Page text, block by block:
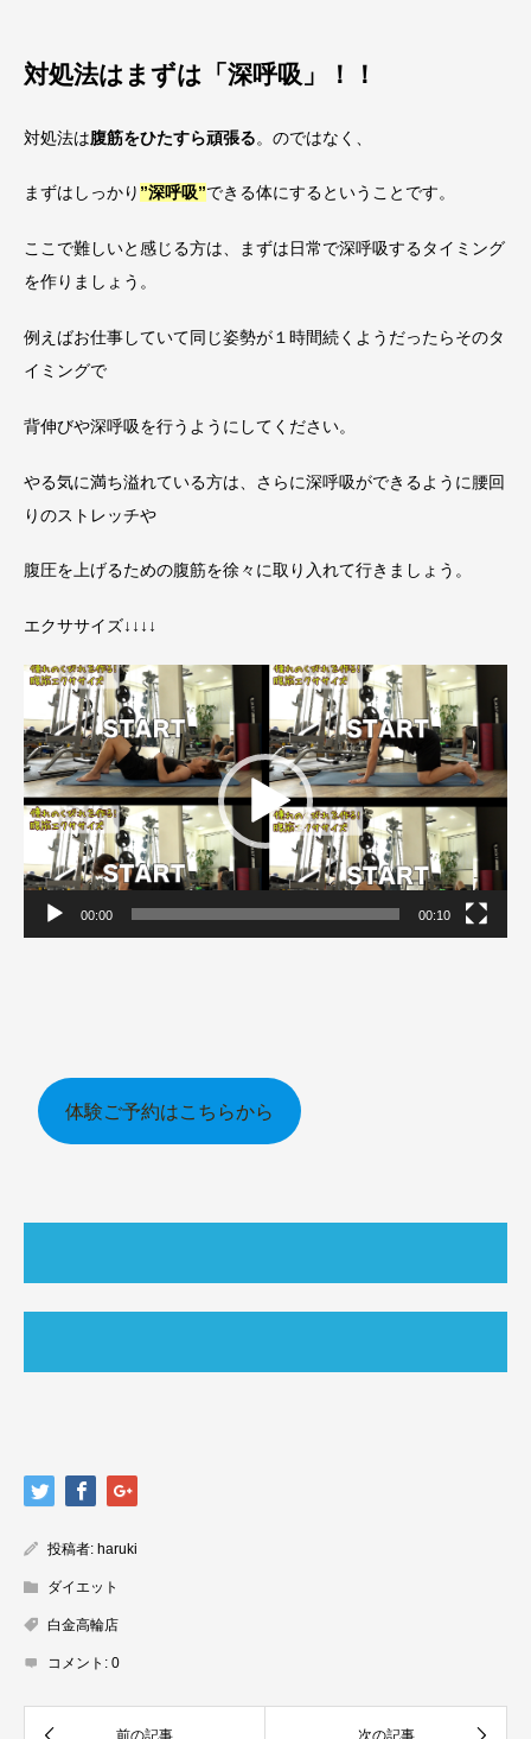
対処法はまずは「深呼吸」！！
対処法は腹筋をひたすら頑張る。のではなく、
まずはしっかり ”深呼吸”できる体にするということです。
ここで難しいと感じる方は、まずは日常で深呼吸するタイミング
を作りましょう。
例えばお仕事していて同じ姿勢が１時間続くようだったらそのタ
イミングで
背伸びや深呼吸を行うようにしてください。
やる気に満ち溢れている方は、さらに深呼吸ができるように腰回
りのストレッチや
腹圧を上げるための腹筋を徐々に取り入れて行きましょう。
エクササイズ↓↓↓↓
動
画
レ
ー
ヤ
ー
00:00 00:10
体験ご予約はこちらから
投稿者: haruki
ダイエット
白金高輪店
コメント: 0